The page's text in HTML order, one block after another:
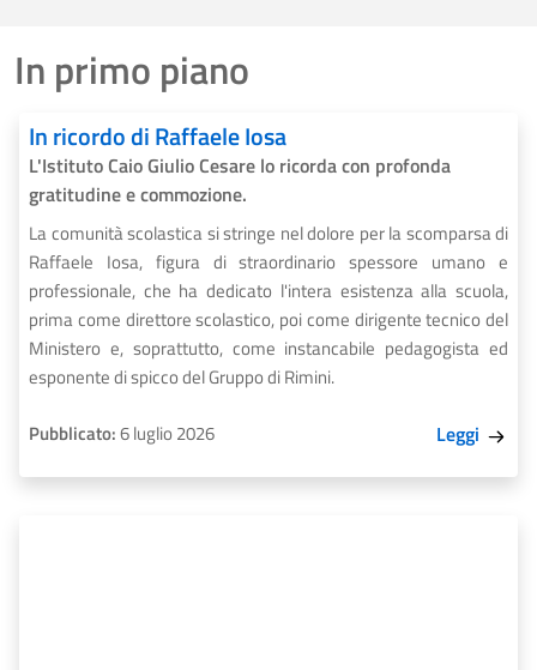
In primo piano
In ricordo di Raffaele Iosa
​L'Istituto Caio Giulio Cesare lo ricorda con profonda
gratitudine e commozione.
La comunità scolastica si stringe nel dolore per la scomparsa di
Raffaele Iosa, figura di straordinario spessore umano e
professionale, che ha dedicato l'intera esistenza alla scuola,
prima come direttore scolastico, poi come dirigente tecnico del
Ministero e, soprattutto, come instancabile pedagogista ed
esponente di spicco del Gruppo di Rimini.
Pubblicato:6 luglio 2026 Leggi